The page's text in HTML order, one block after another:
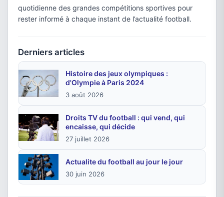
quotidienne des grandes compétitions sportives pour
rester informé à chaque instant de l’actualité football.
Derniers articles
Histoire des jeux olympiques :
d'Olympie à Paris 2024
3 août 2026
Droits TV du football : qui vend, qui
encaisse, qui décide
27 juillet 2026
Actualite du football au jour le jour
30 juin 2026